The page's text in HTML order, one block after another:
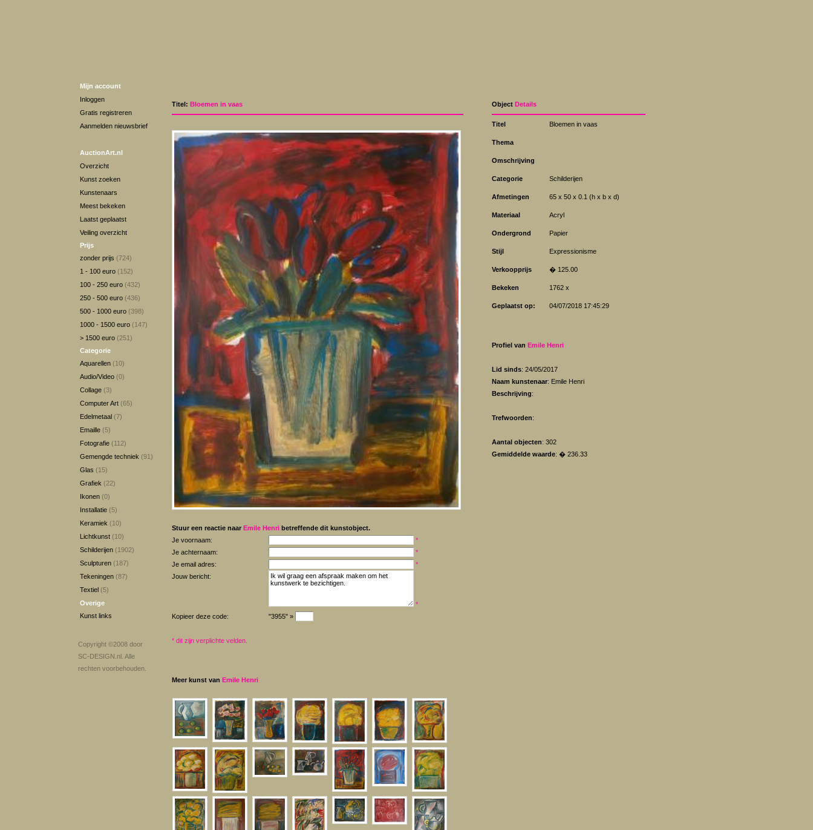
Mijn account
Inloggen
Gratis registreren
Aanmelden nieuwsbrief
AuctionArt.nl
Overzicht
Kunst zoeken
Kunstenaars
Meest bekeken
Laatst geplaatst
Veiling overzicht
Prijs
zonder prijs (724)
1 - 100 euro (152)
100 - 250 euro (432)
250 - 500 euro (436)
500 - 1000 euro (398)
1000 - 1500 euro (147)
> 1500 euro (251)
Categorie
Aquarellen (10)
Audio/Video (0)
Collage (3)
Computer Art (65)
Edelmetaal (7)
Emaille (5)
Fotografie (112)
Gemengde techniek (91)
Glas (15)
Grafiek (22)
Ikonen (0)
Installatie (5)
Keramiek (10)
Lichtkunst (10)
Schilderijen (1902)
Sculpturen (187)
Tekeningen (87)
Textiel (5)
Overige
Kunst links
Copyright ©2008 door
SC-DESIGN.nl . Alle
rechten voorbehouden.
Titel: Bloemen in vaas
Stuur een reactie naar Emile Henri betreffende dit kunstobject.
Je voornaam:
*
Je achternaam:
*
Je email adres:
*
Jouw bericht:
*
Kopieer deze code:
"3955" »
* dit zijn verplichte velden.
Meer kunst van Emile Henri
Object Details
Titel Bloemen in vaas
Thema
Omschrijving
Categorie Schilderijen
Afmetingen 65 x 50 x 0.1 (h x b x d)
Materiaal Acryl
Ondergrond Papier
Stijl Expressionisme
Verkoopprijs � 125.00
Bekeken 1762 x
Geplaatst op: 04/07/2018 17:45:29
Profiel van Emile Henri
Lid sinds: 24/05/2017
Naam kunstenaar: Emile Henri
Beschrijving:
Trefwoorden:
Aantal objecten: 302
Gemiddelde waarde: � 236.33